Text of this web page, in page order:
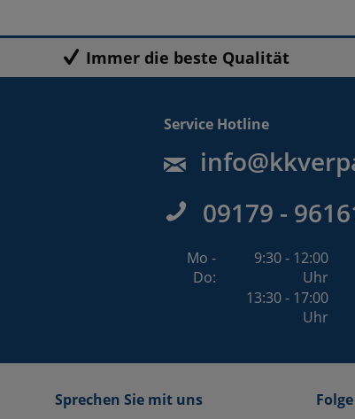
Immer die beste Qualität
Service Hotline
09179 -
Mo -
Do:
9:30 - 12:00
Uhr
13:30 - 17:00
Uhr
Sprechen Sie mit uns